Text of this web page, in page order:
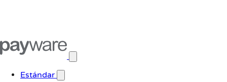
Estándar